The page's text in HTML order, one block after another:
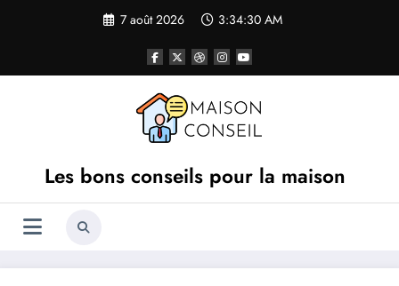
7 août 2026 3:34:31 AM
Les bons conseils pour la maison